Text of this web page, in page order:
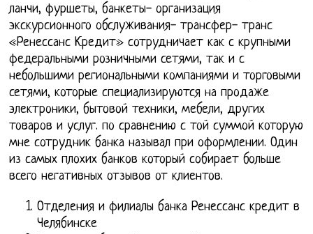
ланчи, фуршеты, банкеты- организация
экскурсионного обслуживания- трансфер- транс
«Ренессанс Кредит» сотрудничает как с крупными
федеральными розничными сетями, так и с
небольшими региональными компаниями и торговыми
сетями, которые специализируются на продаже
электроники, бытовой техники, мебели, других
товаров и услуг. по сравнению с той суммой которую
мне сотрудник банка называл при оформлении. Один
из самых плохих банков который собирает больше
всего негативных отзывов от клиентов.
Отделения и филиалы банка Ренессанс кредит в
Челябинске